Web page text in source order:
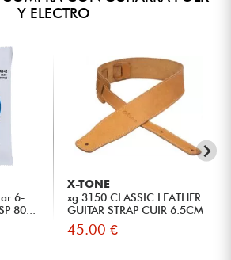
Y ELECTRO
6-
80...
X-TONE
xg 3150 CLASSIC LEATHER
GUITAR STRAP CUIR 6.5CM
BR...
45.00 €